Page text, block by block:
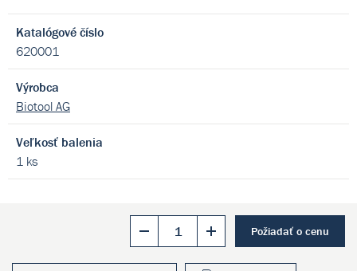
Katalógové číslo
620001
Výrobca
Biotool AG
Veľkosť balenia
1 ks
Požiadať o cenu